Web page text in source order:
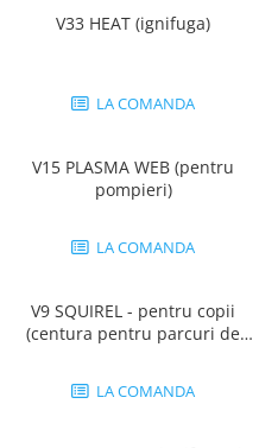
Pantaloni de lucru in talie
Veste de lucru
V33 HEAT (ignifuga)
LA COMANDA
V15 PLASMA WEB (pentru
pompieri)
LA COMANDA
V9 SQUIREL - pentru copii
(centura pentru parcuri de
LA COMANDA